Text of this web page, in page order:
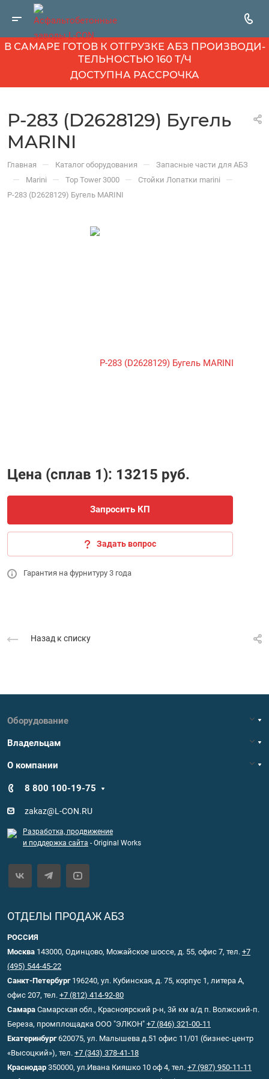
В САМАРЕ ГОТОВ К ОТГРУЗКЕ АБЗ ПРОИЗВОДИ­
ТЕЛЬНОСТЬЮ 160 Т/Ч
ДОСТУПНА РАССРОЧКА
Р-283 (D2628129) Бугель
MARINI
Главная — Каталог оборудования — Запасные части для АБЗ
— Marini — Top Tower 3000 — Стойки Лопатки marini —
Р-283 (D2628129) Бугель MARINI
Цена (сплав 1): 13215 руб.
Запросить КП
Задать вопрос
Гарантия на фурнитуру 3 года
Назад к списку
Оборудование
Владельцам
О компании
8 800 100-19-75
zakaz@L-CON.RU
Разработка, продвижение
и поддержка сайта - Original Works
ОТДЕЛЫ ПРОДАЖ АБЗ
РОССИЯ
Москва 143000, Одинцово, Можайское шоссе, д. 55, офис 7, тел. +7
(495) 544-45-22
Санкт-Петербург196240, ул. Кубинская, д. 75, корпус 1, литера А,
офис 207, тел. +7 (812) 414-92-80
Самара Самарская обл., Красноярский р-н, 3й км а/д п. Волжский-п.
Береза, промплощадка ООО "ЭЛКОН" +7 (846) 321-00-11
Екатеринбург620075, ул. Малышева д.51 офис 11/01 (бизнес-центр
«Высоцкий»), тел. +7 (343) 378-41-18
Краснодар 350000, ул.Ивана Кияшко 10 оф 4, тел. +7 (987) 950-11-11